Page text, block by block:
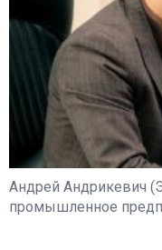
Андрей Андрикевич
промышленное